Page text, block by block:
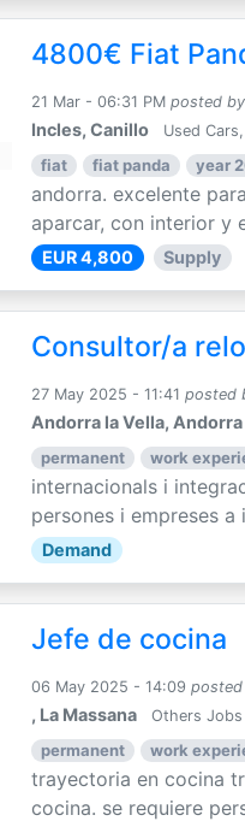
4800€ Fiat
21 Mar - 06:31 PM posted by
Incles, Canillo Used
fiat fiat panda year
andorra. excelente
aparcar, con interior y
EUR 4,800 Supply
Consultor/a
27 May 2025 - 11:41 posted
Andorra la Vella, Andorra
permanent work
internacionals i
persones i empreses a
Demand
Jefe de cocina
06 May 2025 - 14:09
, La Massana Others Jobs
permanent work
trayectoria en cocina
cocina. se requiere